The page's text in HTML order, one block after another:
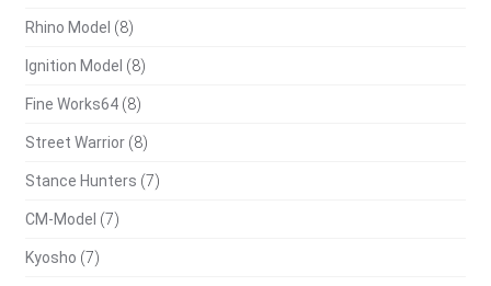
Rhino Model (8)
Ignition Model (8)
Fine Works64 (8)
Street Warrior (8)
Stance Hunters (7)
CM-Model (7)
Kyosho (7)